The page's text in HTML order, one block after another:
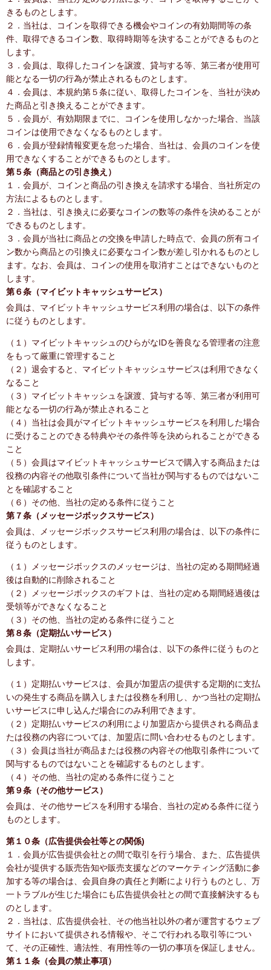
きるものとします。
２．当社は、コインを取得できる機会やコインの有効期間等の条
件、取得できるコイン数、取得時期等を決することができるものと
します。
３．会員は、取得したコインを譲渡、貸与する等、第三者が使用可
能となる一切の行為が禁止されるものとします。
４．会員は、本規約第５条に従い、取得したコインを、当社が決め
た商品と引き換えることができます。
５．会員が、有効期限までに、コインを使用しなかった場合、当該
コインは使用できなくなるものとします。
６．会員が登録情報変更を怠った場合、当社は、会員のコインを使
用できなくすることができるものとします。
第５条（商品との引き換え）
１．会員が、コインと商品の引き換えを請求する場合、当社所定の
方法によるものとします。
２．当社は、引き換えに必要なコインの数等の条件を決めることが
できるものとします。
３．会員が当社に商品との交換を申請した時点で、会員の所有コイ
ン数から商品との引換えに必要なコイン数が差し引かれるものとし
ます。なお、会員は、コインの使用を取消すことはできないものと
します。
第６条（マイビットキャッシュサービス）
会員は、マイビットキャッシュサービス利用の場合は、以下の条件
に従うものとします。
（１）マイビットキャッシュのひらがなIDを善良なる管理者の注意
をもって厳重に管理すること
（２）退会すると、マイビットキャッシュサービスは利用できなく
なること
（３）マイビットキャッシュを譲渡、貸与する等、第三者が利用可
能となる一切の行為が禁止されること
（４）当社は会員がマイビットキャッシュサービスを利用した場合
に受けることのできる特典やその条件等を決められることができる
こと
（５）会員はマイビットキャッシュサービスで購入する商品または
役務の内容その他取引条件について当社が関与するものではないこ
とを確認すること
（６）その他、当社の定める条件に従うこと
第７条（メッセージボックスサービス）
会員は、メッセージボックスサービス利用の場合は、以下の条件に
従うものとします。
（１）メッセージボックスのメッセージは、当社の定める期間経過
後は自動的に削除されること
（２）メッセージボックスのギフトは、当社の定める期間経過後は
受領等ができなくなること
（３）その他、当社の定める条件に従うこと
第８条（定期払いサービス）
会員は、定期払いサービス利用の場合は、以下の条件に従うものと
します。
（１）定期払いサービスは、会員が加盟店の提供する定期的に支払
いの発生する商品を購入しまたは役務を利用し、かつ当社の定期払
いサービスに申し込んだ場合にのみ利用できます。
（２）定期払いサービスの利用により加盟店から提供される商品ま
たは役務の内容については、加盟店に問い合わせるものとします。
（３）会員は当社が商品または役務の内容その他取引条件について
関与するものではないことを確認するものとします。
（４）その他、当社の定める条件に従うこと
第９条（その他サービス）
会員は、その他サービスを利用する場合、当社の定める条件に従う
ものとします。
第１０条（広告提供会社等との関係)
１．会員が広告提供会社との間で取引を行う場合、また、広告提供
会社が提供する販売告知や販売支援などのマーケティング活動に参
加する等の場合は、会員自身の責任と判断により行うものとし、万
一トラブルが生じた場合にも広告提供会社との間で直接解決するも
のとします。
２．当社は、広告提供会社、その他当社以外の者が運営するウェブ
サイトにおいて提供される情報や、そこで行われる取引等につい
て、その正確性、適法性、有用性等の一切の事項を保証しません。
第１１条（会員の禁止事項）